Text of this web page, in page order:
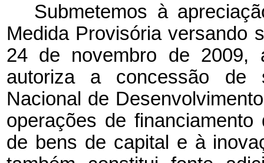
Submetemos à
Medida Provisória versando
24 de novembro de 2009,
autoriza a concessão de
Nacional de
operações de
de bens de capital e à